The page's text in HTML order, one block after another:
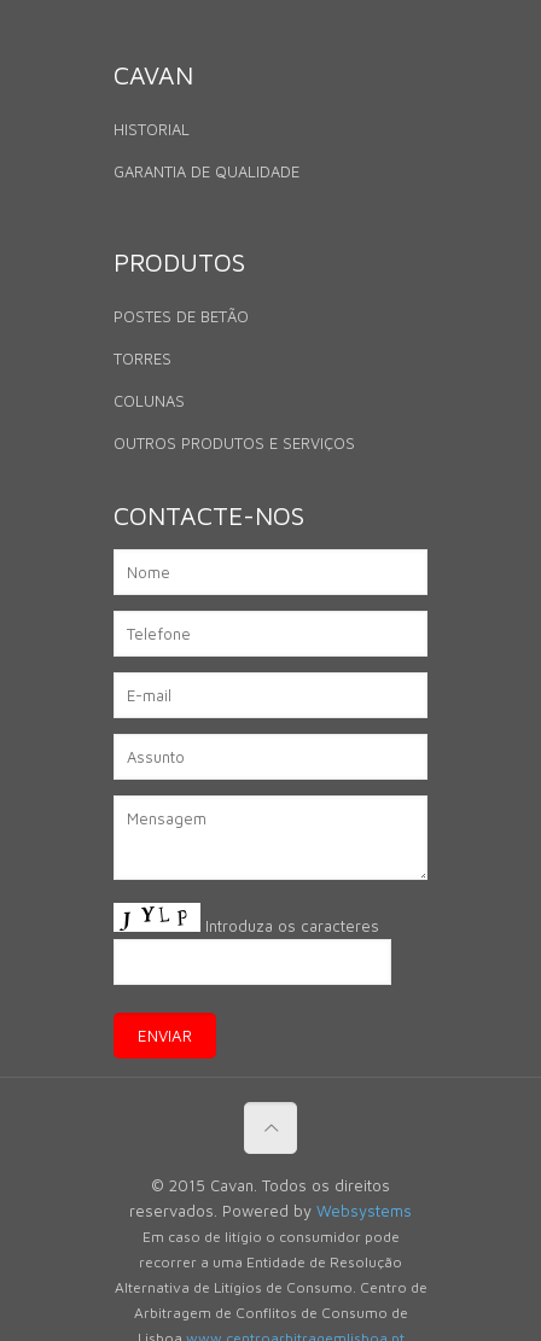
CAVAN
HISTORIAL
GARANTIA DE QUALIDADE
PRODUTOS
POSTES DE BETÃO
TORRES
COLUNAS
OUTROS PRODUTOS E SERVIÇOS
CONTACTE-NOS
Introduza os caracteres
© 2015 Cavan. Todos os direitos
reservados. Powered by Websystems
Em caso de litígio o consumidor pode
recorrer a uma Entidade de Resolução
Alternativa de Litígios de Consumo. Centro de
Arbitragem de Conflitos de Consumo de